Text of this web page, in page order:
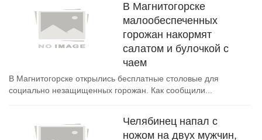
В Магнитогорске
малообеспеченных
горожан накормят
салатом и булочкой с
чаем
В Магнитогорске открылись бесплатные столовые для
социально незащищенных горожан. Как сообщили...
Челябинец напал с
ножом на двух мужчин,